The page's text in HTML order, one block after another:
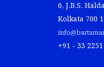
6, J.B.S.
Kolkata 700
+91 - 33